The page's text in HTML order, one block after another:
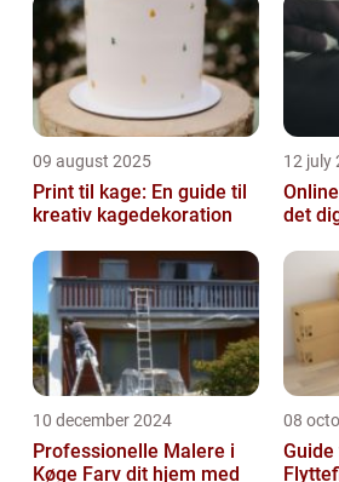
09 august 2025
Print til kage: En guide til
kreativ kagedekoration
12 july
det
10 december 2024
Professionelle Malere i
Køge Farv dit hjem med
08